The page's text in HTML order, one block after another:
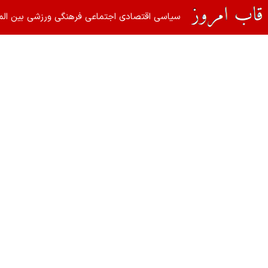
سیاسیاقتصادیاجتماعیفرهنگیورزشیبین